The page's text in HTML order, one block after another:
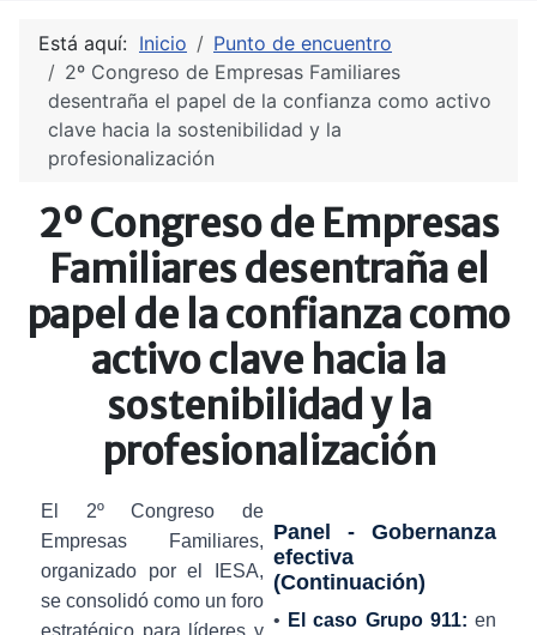
Está aquí: Inicio
Punto de encuentro
2º Congreso de Empresas Familiares
desentraña el papel de la confianza como activo
clave hacia la sostenibilidad y la
profesionalización
2º Congreso de Empresas
Familiares desentraña el
papel de la confianza como
activo clave hacia la
sostenibilidad y la
profesionalización
El 2º Congreso de
Empresas Familiares,
organizado por el IESA,
se consolidó como un foro
estratégico para líderes y
Panel - Gobernanza
efectiva
(Continuación)
• El caso Grupo 911: en